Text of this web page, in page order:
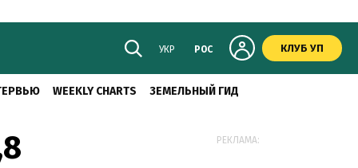
УКР РОС КЛУБ УП
WEEKLY CHARTS ЗЕМЕЛЬНЫЙ ГИД
РЕКЛАМА: